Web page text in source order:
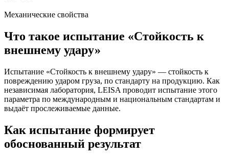
Механические свойства
Что такое испытание «Стойкость к
внешнему удару»
Испытание «Стойкость к внешнему удару» — стойкость к
повреждению ударом груза, по стандарту на продукцию. Как
независимая лаборатория, LEISA проводит испытание этого
параметра по международным и национальным стандартам и
выдаёт прослеживаемые данные.
Как испытание формирует
обоснованный результат